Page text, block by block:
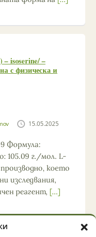
– isoserine/ –
с физическа и
15.05.2025
Формула:
105.09 г./мол. L-
което
изследвания,
реагент, […]